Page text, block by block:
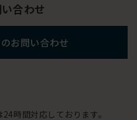
合わせ
お問い合わせ
時間対応しております。